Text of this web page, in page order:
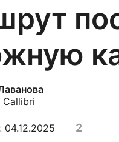
Callibri
04.12.2025 2